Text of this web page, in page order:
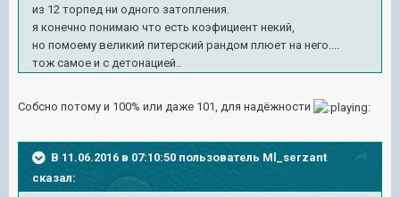
из 12 торпед ни одного затопления.
я конечно понимаю что есть коэфициент некий,
но помоему великий питерский рандом плюет на него....
тож самое и с детонацией..
Собсно потому и 100% или даже 101, для надёжности
В 11.06.2016 в 07:10:50 пользователь Ml_serzant
сказал: